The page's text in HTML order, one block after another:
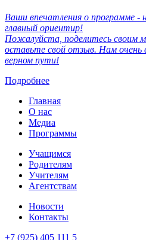
Ваши впечатления о программе -
главный ориентир!
Пожалуйста, поделитесь своим
оставьте свой отзыв. Нам
верном пути!
Подробнее
Главная
О нас
Медиа
Программы
Учащимся
Родителям
Учителям
Агентствам
Новости
Контакты
+7 (925) 405 111 5